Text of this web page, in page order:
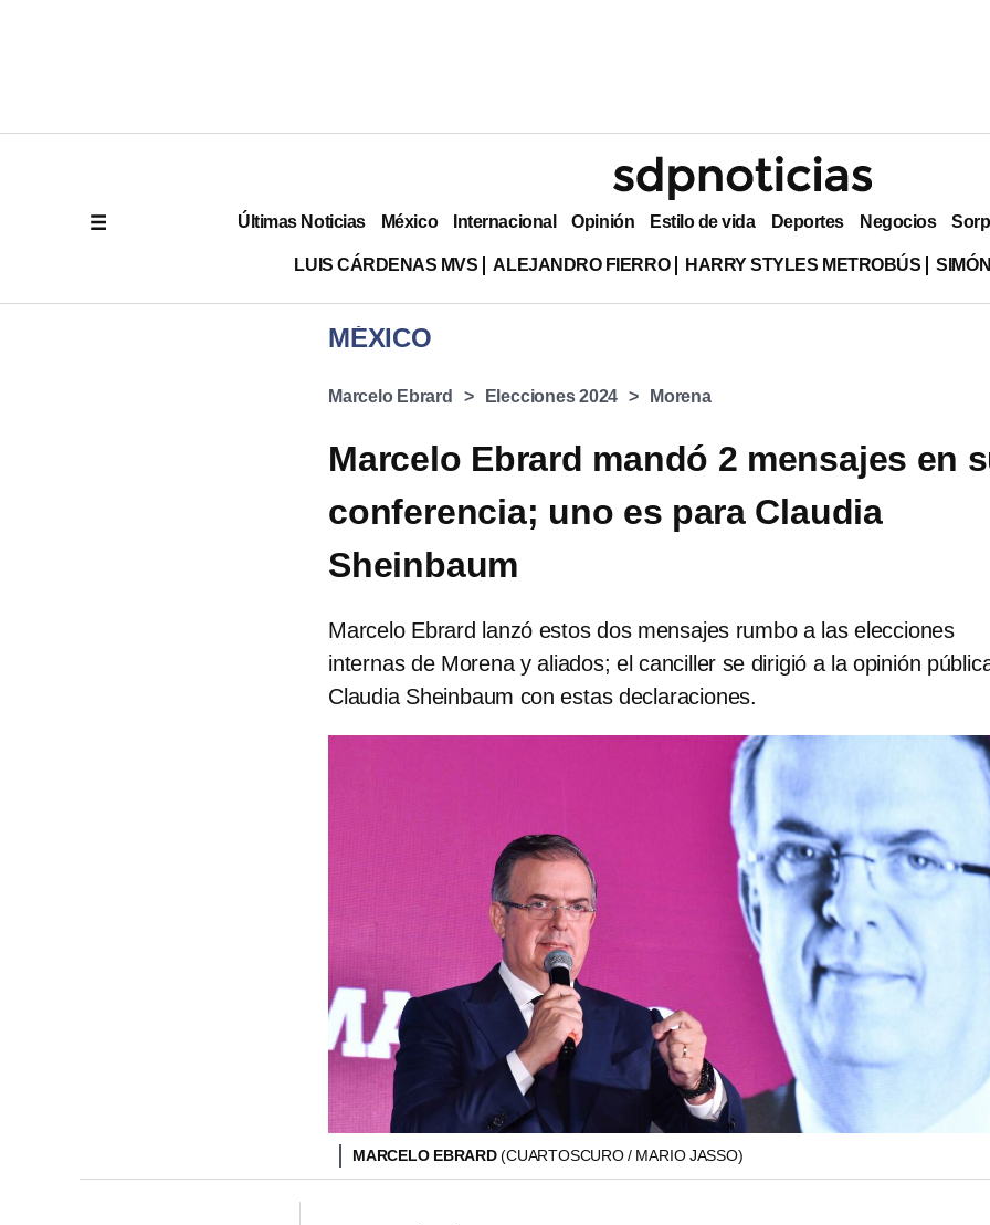
Últimas Noticias México Internacional Opinión Estilo de vida Deportes Negocios
LUIS CÁRDENAS MVS ALEJANDRO FIERRO HARRY STYLES METROBÚS
MÉXICO
Marcelo Ebrard Elecciones 2024 Morena
Marcelo Ebrard mandó 2 mensajes en
conferencia; uno es para Claudia
Sheinbaum
Marcelo Ebrard lanzó estos dos mensajes rumbo a las elecciones
internas de Morena y aliados; el canciller se dirigió a la opinión
Claudia Sheinbaum con estas declaraciones.
MARCELO EBRARD(CUARTOSCURO / MARIO JASSO)